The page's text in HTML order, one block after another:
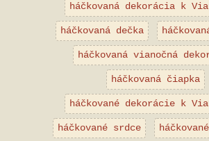
háčkovaná dekorácia k
háčkovaná dečka
háčkovaná vianočná
háčkovaná čiapka
háčkované dekorácie k
háčkované srdce